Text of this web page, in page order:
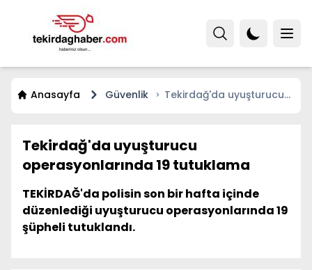
Anasayfa Güvenlik
Tekirdağ'da uyuşturucu
Tekirdağ'da uyuşturucu
operasyonlarında 19 tutuklama
TEKİRDAĞ'da polisin son bir hafta içinde
düzenlediği uyuşturucu operasyonlarında 19
şüpheli tutuklandı.